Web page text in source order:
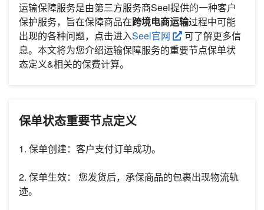
运输保障服务是由第三方服务商Seel提供的一种客户
保护服务，旨在保障商品在跨境电商运输过程中可能
出现的各种问题，点击进入Seel官网
可了解更多信
息。本文将为您介绍运输保障服务的重要节点保单状
态定义&相关的保费计算。
保单状态重要节点定义
1. 保单创建：客户支付订单成功。
2. 保单生效： 您发货后，承保商品的包裹出现物流轨
迹。